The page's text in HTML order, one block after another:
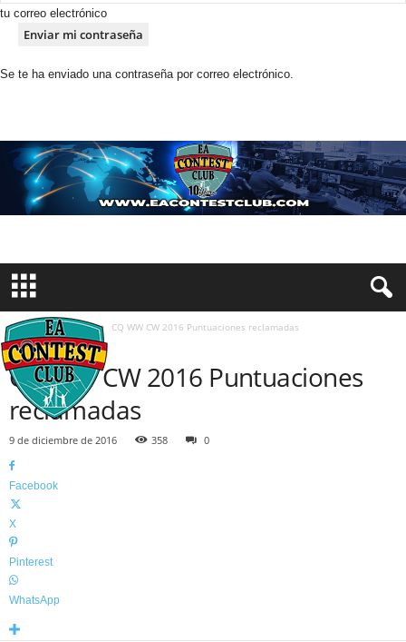
tu correo electrónico
Se te ha enviado una contraseña por correo electrónico.
Inicio Concursos CQ WW CW 2016 Puntuaciones reclamadas
CONCURSOS
CQ WW CW 2016 Puntuaciones
reclamadas
9 de diciembre de 2016 358 0
Facebook
X
Pinterest
WhatsApp